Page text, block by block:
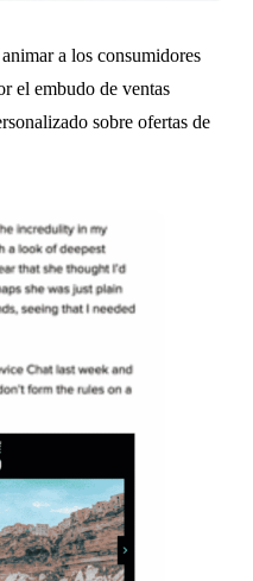
a los consumidores
el embudo de ventas
sobre ofertas de